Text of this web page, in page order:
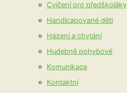
Cvičení pro předškoláky
Handicapované děti
Házení a chytání
Hudebně pohybové
Komunikace
Kontaktní